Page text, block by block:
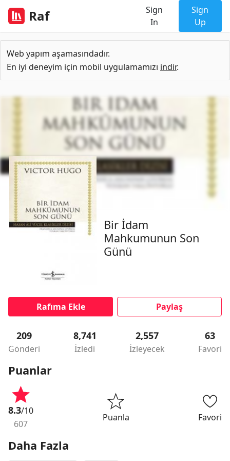
Raf
Sign
In
Sign
Up
Web yapım aşamasındadır.
En iyi deneyim için mobil uygulamamızı indir.
Bir İdam
Mahkumunun Son
Günü
Rafıma Ekle Paylaş
209
Gönderi
8,741
İzledi
2,557
İzleyecek
63
Favori
Puanlar
8.3/10
607
Puanla Favori
Daha Fazla